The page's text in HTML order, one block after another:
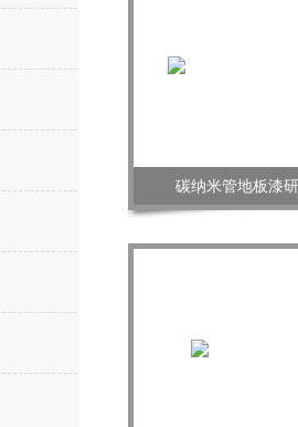
碳纳米管地板漆